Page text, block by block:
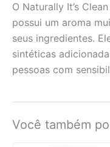
O Naturally It’s
possui um aroma
seus ingredientes.
sintéticas
pessoas com
Você também